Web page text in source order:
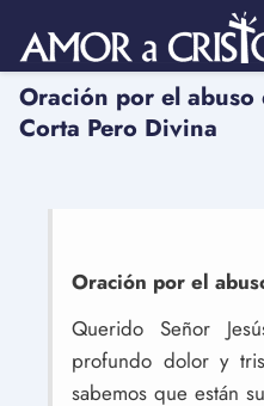
Oración por el
Corta Pero Divina
Oración por el
Querido Señor
profundo dolor y
sabemos que están